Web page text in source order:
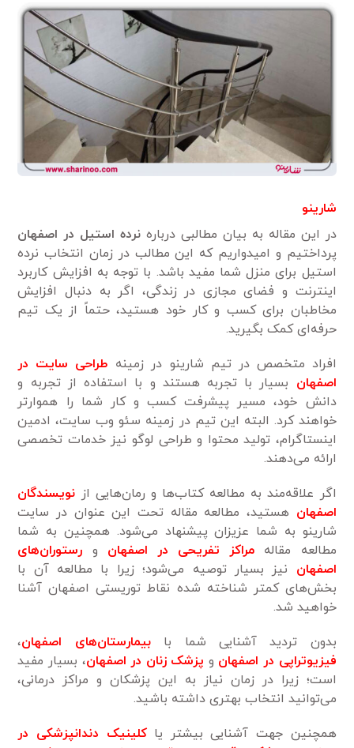
شارینو
در این مقاله به بیان مطالبی درباره نرده استیل در اصفهان
پرداختیم و ‌امیدواریم که این مطالب در زمان انتخاب نرده
استیل برای منزل شما مفید باشد. با توجه به افزایش کاربرد
اینترنت و فضای مجازی در زندگی، اگر به دنبال افزایش
مخاطبان برای کسب و کار خود هستید، حتماً از یک تیم
حرفه‌ای کمک بگیرید.
افراد متخصص در تیم شارینو در زمینه طراحی سایت در
اصفهان بسیار با تجربه هستند و با استفاده از تجربه و
دانش خود، مسیر پیشرفت کسب و کار شما را هموار‌تر
خواهند کرد. البته این تیم در زمینه سئو وب سایت، ادمین
اینستاگرام، تولید محتوا و طراحی لوگو نیز خدمات تخصصی
ارائه می‌دهند.
اگر علاقه‌مند به مطالعه کتاب‌ها و رمان‌هایی از نویسندگان
اصفهان هستید، مطالعه مقاله تحت این عنوان در سایت
شارینو به شما عزیزان پیشنهاد می‌شود. همچنین به شما
مطالعه مقاله مراکز تفریحی در اصفهان و رستوران‌های
اصفهان نیز بسیار توصیه می‌شود؛ زیرا با مطالعه آن با
بخش‌های کمتر شناخته شده نقاط توریستی اصفهان آشنا
خواهید شد.
بدون تردید آشنایی شما بابیمارستان‌های اصفهان،
فیزیوتراپی در اصفهان و پزشک زنان در اصفهان، بسیار مفید
است؛ زیرا در زمان نیاز به این پزشکان و مراکز درمانی،
می‌توانید انتخاب بهتری داشته باشید.
همچنین جهت آشنایی بیشتر یاکلینیک دندانپزشکی در